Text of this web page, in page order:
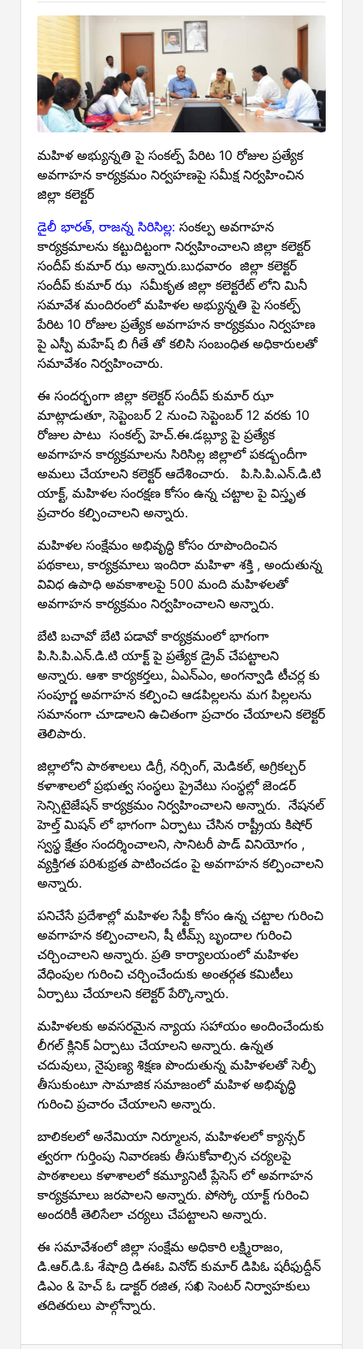
మహిళ అభ్యున్నతి పై సంకల్ప్ పేరిట 10 రోజుల ప్రత్యేక
అవగాహన కార్యక్రమం నిర్వహణపై సమీక్ష నిర్వహించిన
జిల్లా కలెక్టర్
డైలీ భారత్, రాజన్న సిరిసిల్ల: సంకల్ప అవగాహన
కార్యక్రమాలను కట్టుదిట్టంగా నిర్వహించాలని జిల్లా కలెక్టర్
సందీప్ కుమార్ ఝ అన్నారు.బుధవారం జిల్లా కలెక్టర్
సందీప్ కుమార్ ఝ సమీకృత జిల్లా కలెక్టరేట్ లోని మినీ
సమావేశ మందిరంలో మహిళల అభ్యున్నతి పై సంకల్ప్
పేరిట 10 రోజుల ప్రత్యేక అవగాహన కార్యక్రమం నిర్వహణ
పై ఎస్పీ మహేష్ బి గీతే తో కలిసి సంబంధిత అధికారులతో
సమావేశం నిర్వహించారు.
ఈ సందర్భంగా జిల్లా కలెక్టర్ సందీప్ కుమార్ ఝా
మాట్లాడుతూ, సెప్టెంబర్ 2 నుంచి సెప్టెంబర్ 12 వరకు 10
రోజుల పాటు సంకల్ప్ హెచ్.ఈ.డబ్ల్యూ పై ప్రత్యేక
అవగాహన కార్యక్రమాలను సిరిసిల్ల జిల్లాలో పకడ్బందీగా
అమలు చేయాలని కలెక్టర్ ఆదేశించారు. పి.సి.పి.ఎన్.డి.టి
యాక్ట్, మహిళల సంరక్షణ కోసం ఉన్న చట్టాల పై విస్తృత
ప్రచారం కల్పించాలని అన్నారు.
మహిళల సంక్షేమం అభివృద్ధి కోసం రూపొందించిన
పథకాలు, కార్యక్రమాలు ఇందిరా మహిళా శక్తి , అందుతున్న
వివిధ ఉపాధి అవకాశాలపై 500 మంది మహిళలతో
అవగాహన కార్యక్రమం నిర్వహించాలని అన్నారు.
బేటి బచావో బేటి పడావో కార్యక్రమంలో భాగంగా
పి.సి.పి.ఎన్.డి.టి యాక్ట్ పై ప్రత్యేక డ్రైవ్ చేపట్టాలని
అన్నారు. ఆశా కార్యకర్తలు, ఏఎన్ఎం, అంగన్వాడి టీచర్ల కు
సంపూర్ణ అవగాహన కల్పించి ఆడపిల్లలను మగ పిల్లలను
సమానంగా చూడాలని ఉచితంగా ప్రచారం చేయాలని కలెక్టర్
తెలిపారు.
జిల్లాలోని పాఠశాలలు డిగ్రీ, నర్సింగ్, మెడికల్, అగ్రికల్చర్
కళాశాలలో ప్రభుత్వ సంస్థలు ప్రైవేటు సంస్థల్లో జెండర్
సెన్సిటైజేషన్ కార్యక్రమం నిర్వహించాలని అన్నారు. నేషనల్
హెల్త్ మిషన్ లో భాగంగా ఏర్పాటు చేసిన రాష్ట్రీయ కిషోర్
స్వస్థ క్షేత్రం సందర్శించాలని, సానిటరీ పాడ్ వినియోగం ,
వ్యక్తిగత పరిశుభ్రత పాటించడం పై అవగాహన కల్పించాలని
అన్నారు.
పనిచేసే ప్రదేశాల్లో మహిళల సేఫ్టీ కోసం ఉన్న చట్టాల గురించి
అవగాహన కల్పించాలని, షీ టీమ్స్ బృందాల గురించి
చర్చించాలని అన్నారు. ప్రతి కార్యాలయంలో మహిళల
వేధింపుల గురించి చర్చించేందుకు అంతర్గత కమిటీలు
ఏర్పాటు చేయాలని కలెక్టర్ పేర్కొన్నారు.
మహిళలకు అవసరమైన న్యాయ సహాయం అందించేందుకు
లీగల్ క్లినిక్ ఏర్పాటు చేయాలని అన్నారు. ఉన్నత
చదువులు, నైపుణ్య శిక్షణ పొందుతున్న మహిళలతో సెల్ఫీ
తీసుకుంటూ సామాజిక సమాజంలో మహిళ అభివృద్ధి
గురించి ప్రచారం చేయాలని అన్నారు.
బాలికలలో అనేమియా నిర్మూలన, మహిళలలో క్యాన్సర్
త్వరగా గుర్తింపు నివారణకు తీసుకోవాల్సిన చర్యలపై
పాఠశాలలు కళాశాలలో కమ్యూనిటీ ప్లేసెస్ లో అవగాహన
కార్యక్రమాలు జరపాలని అన్నారు. పోస్కో యాక్ట్ గురించి
అందరికీ తెలిసేలా చర్యలు చేపట్టాలని అన్నారు.
ఈ సమావేశంలో జిల్లా సంక్షేమ అధికారి లక్ష్మిరాజం,
డి.ఆర్.డి.ఓ శేషాద్రి డిఈఓ వినోద్ కుమార్ డిపిఓ షరీఫుద్దీన్
డిఎం & హెచ్ ఓ డాక్టర్ రజిత, సఖి సెంటర్ నిర్వాహకులు
తదితరులు పాల్గోన్నారు.